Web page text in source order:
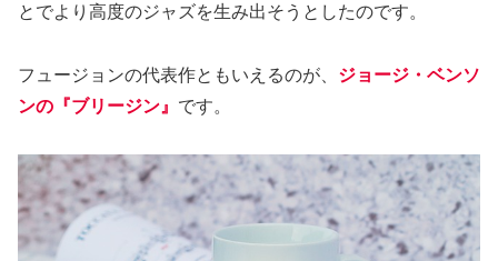
とでより高度のジャズを生み出そうとしたのです。
フュージョンの代表作ともいえるのが、 ジョージ・ベンソ
ンの『ブリージン』 です。